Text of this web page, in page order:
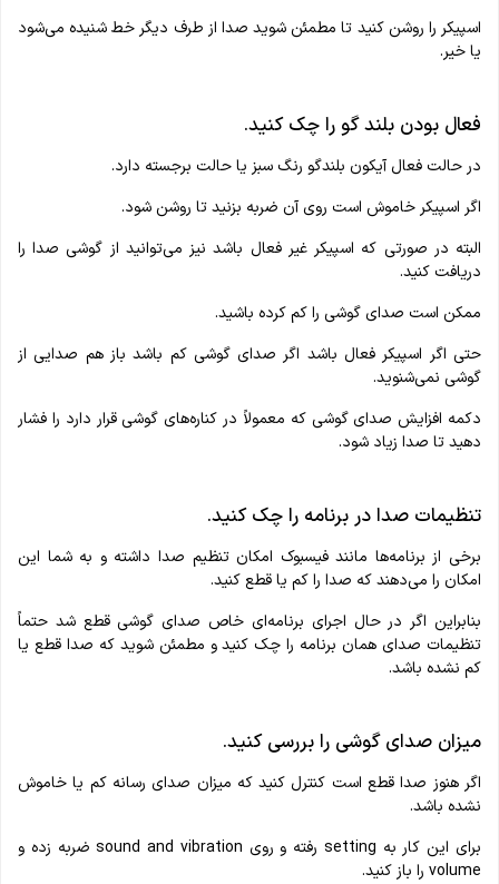
اسپیکر را روشن کنید تا مطمئن شوید صدا از طرف دیگر خط شنیده می‌شود
یا خیر.
فعال بودن بلند گو را چک کنید.
در حالت فعال آیکون بلندگو رنگ سبز یا حالت برجسته دارد.
اگر اسپیکر خاموش است روی آن ضربه بزنید تا روشن شود.
البته در صورتی که اسپیکر غیر فعال باشد نیز می‌توانید از گوشی صدا را
دریافت کنید.
ممکن است صدای گوشی را کم کرده باشید.
حتی اگر اسپیکر فعال باشد اگر صدای گوشی کم باشد باز هم صدایی از
گوشی نمی‌شنوید.
دکمه افزایش صدای گوشی که معمولاً در کناره‌های گوشی قرار دارد را فشار
دهید تا صدا زیاد شود.
تنظیمات صدا در برنامه را چک کنید.
برخی از برنامه‌ها مانند فیسبوک امکان تنظیم صدا داشته و به شما این
امکان را می‌دهند که صدا را کم یا قطع کنید.
بنابراین اگر در حال اجرای برنامه‌ای خاص صدای گوشی قطع شد حتماً
تنظیمات صدای همان برنامه را چک کنید و مطمئن شوید که صدا قطع یا
کم نشده باشد.
میزان صدای گوشی را بررسی کنید.
اگر هنوز صدا قطع است کنترل کنید که میزان صدای رسانه کم یا خاموش
نشده باشد.
برای این کار به setting رفته و روی sound and vibration ضربه زده و
volume را باز کنید.